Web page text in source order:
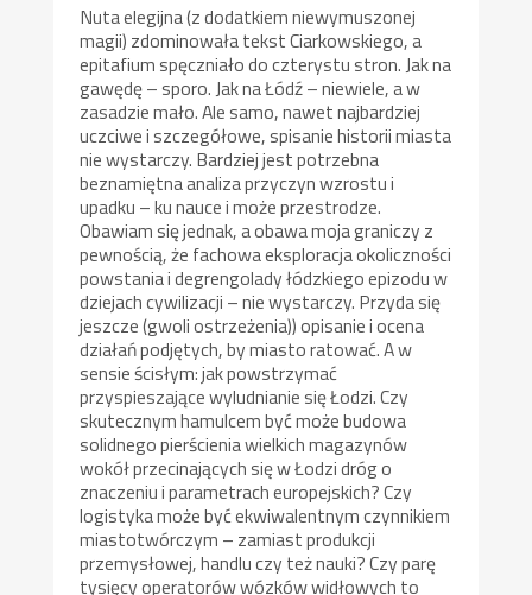
Nuta elegijna (z dodatkiem niewymuszonej
magii) zdominowała tekst Ciarkowskiego, a
epitafium spęczniało do czterystu stron. Jak na
gawędę – sporo. Jak na Łódź – niewiele, a w
zasadzie mało. Ale samo, nawet najbardziej
uczciwe i szczegółowe, spisanie historii miasta
nie wystarczy. Bardziej jest potrzebna
beznamiętna analiza przyczyn wzrostu i
upadku – ku nauce i może przestrodze.
Obawiam się jednak, a obawa moja graniczy z
pewnością, że fachowa eksploracja okoliczności
powstania i degrengolady łódzkiego epizodu w
dziejach cywilizacji – nie wystarczy. Przyda się
jeszcze (gwoli ostrzeżenia)) opisanie i ocena
działań podjętych, by miasto ratować. A w
sensie ścisłym: jak powstrzymać
przyspieszające wyludnianie się Łodzi. Czy
skutecznym hamulcem być może budowa
solidnego pierścienia wielkich magazynów
wokół przecinających się w Łodzi dróg o
znaczeniu i parametrach europejskich? Czy
logistyka może być ekwiwalentnym czynnikiem
miastotwórczym – zamiast produkcji
przemysłowej, handlu czy też nauki? Czy parę
tysięcy operatorów wózków widłowych to